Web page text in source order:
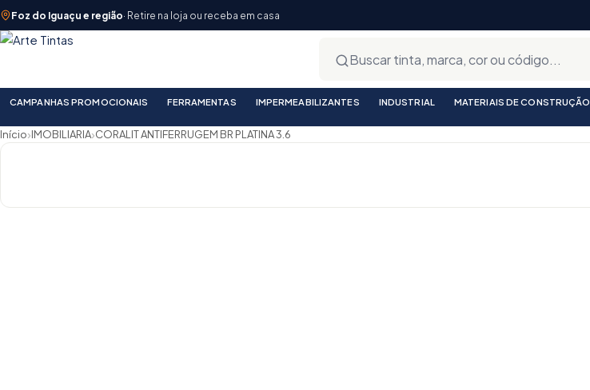
Foz do Iguaçu e região· Retire na loja ou receba em casa
CAMPANHAS PROMOCIONAIS FERRAMENTAS IMPERMEABILIZANTES INDUSTRIAL MATERIAIS DE CONSTRUÇÃO
Início›IMOBILIARIA›CORALIT ANTIFERRUGEM BR PLATINA 3.6